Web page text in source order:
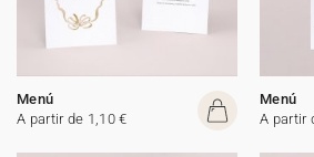
Menú
A partir de 1,10 €
Menú
A partir